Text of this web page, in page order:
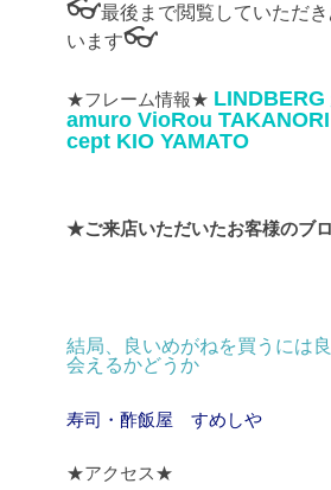
👓最後まで閲覧していただ
います👓
★フレーム情報★ LINDBERG
amuro VioRou
cept KIO YAMATO
★ご来店いただいたお客様のブロ
結局、良いめがねを買うには
会えるかどうか
寿司・酢飯屋 すめしや
★アクセス★